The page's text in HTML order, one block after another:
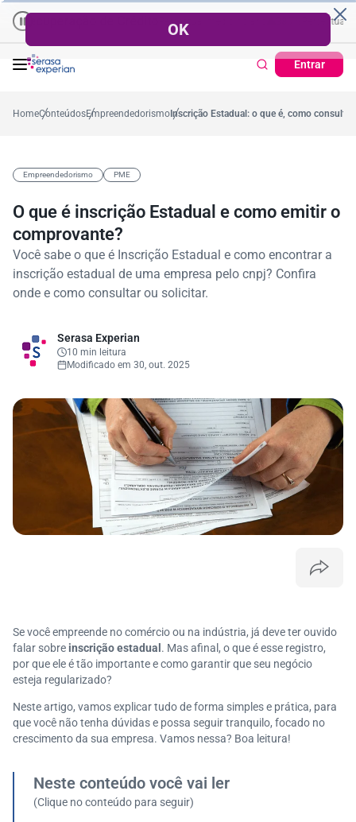
de Crédito Percentual no mês
Entrar
no mês Cartão de Crédito | Cadastro Positivo Ticket
HomeConteúdosEmpreendedorismo Inscrição Estadual: o que é, como
Empreendedorismo PME
O que é inscrição Estadual e como emitir o
comprovante?
Você sabe o que é Inscrição Estadual e como encontrar a
inscrição estadual de uma empresa pelo cnpj? Confira
onde e como consultar ou solicitar.
Serasa Experian
10 min leitura
Modificado em 30, out. 2025
Se você empreende no comércio ou na indústria, já deve ter ouvido
falar sobre inscrição estadual . Mas afinal, o que é esse registro,
por que ele é tão importante e como garantir que seu negócio
esteja regularizado?
Neste artigo, vamos explicar tudo de forma simples e prática, para
que você não tenha dúvidas e possa seguir tranquilo, focado no
crescimento da sua empresa. Vamos nessa? Boa leitura!
Neste conteúdo você vai ler
(Clique no conteúdo para seguir)